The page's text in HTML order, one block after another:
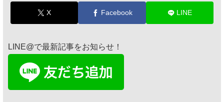
X Facebook LINE
LINE@で最新記事をお知らせ！